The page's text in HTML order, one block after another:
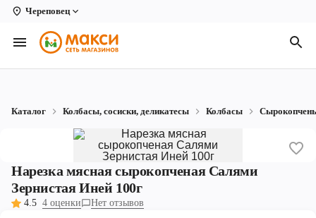
Череповец
Вологда
Архангельск
Коряжма
Котлас
Каталог Колбасы, сосиски, деликатесы Колбасы
Нарезка мясная сырокопченая Салями
Зернистая Иней 100г
4.5 4 оценки Нет отзывов